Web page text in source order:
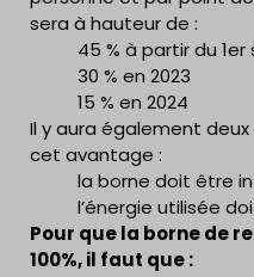
sera à hauteur de :
45 % à partir du 1er
30 % en 2023
15 % en 2024
Il y aura également
cet avantage :
la borne doit être
l’énergie utilisée
Pour que la borne de
100%, il faut que :